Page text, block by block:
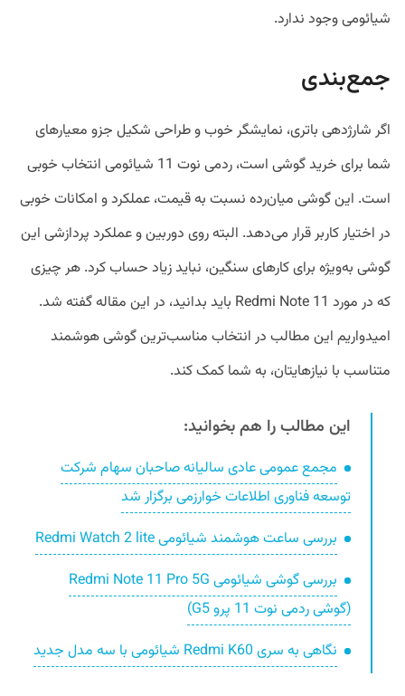
شیائومی وجود ندارد.
جمع‌بندی
اگر شارژدهی باتری، نمایشگر خوب و طراحی شکیل جزو معیارهای
شما برای خرید گوشی است، ردمی نوت 11 شیائومی انتخاب خوبی
است. این گوشی میان‌رده نسبت به قیمت، عملکرد و امکانات خوبی
در اختیار کاربر قرار می‌دهد. البته روی دوربین و عملکرد پردازشی این
گوشی به‌ویژه برای کارهای سنگین، نباید زیاد حساب کرد. هر چیزی
که در مورد Redmi Note 11 باید بدانید، در این مقاله گفته شد.
امیدواریم این مطالب در انتخاب مناسب‌ترین گوشی هوشمند
متناسب با نیازهایتان، به شما کمک کند.
این مطالب را هم بخوانید:
مجمع عمومی عادی سالیانه صاحبان سهام شرکت
توسعه فناوری اطلاعات خوارزمی برگزار شد
بررسی ساعت هوشمند شیائومی Redmi Watch 2 lite
بررسی گوشی شیائومی Redmi Note 11 Pro 5G
(گوشی ردمی نوت 11 پرو G5)
نگاهی به سری Redmi K60 شیائومی با سه مدل جدید